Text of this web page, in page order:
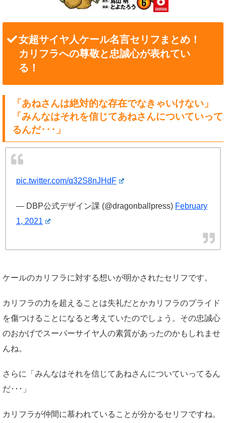
女超サイヤ人ケール名言セリフまとめ！
カリフラへの尊敬と忠誠心が表れてい
る！
「あねさんは絶対的な存在でなきゃいけない」
「みんなはそれを信じてあねさんについていって
るんだ･･･」
pic.twitter.com/q32S8nJHdF
— DBP公式デザイン課 (@dragonballpress) February
1, 2021
ケールのカリフラに対する想いが明かされたセリフです。
カリフラの力を超えることは失礼だとかカリフラのプライド
を傷つけることになると考えていたのでしょう。その忠誠心
のおかげでスーパーサイヤ人の素質があったのかもしれませ
んね。
さらに「みんなはそれを信じてあねさんについていってるん
だ･･･」
カリフラが仲間に慕われていることが分かるセリフですね。